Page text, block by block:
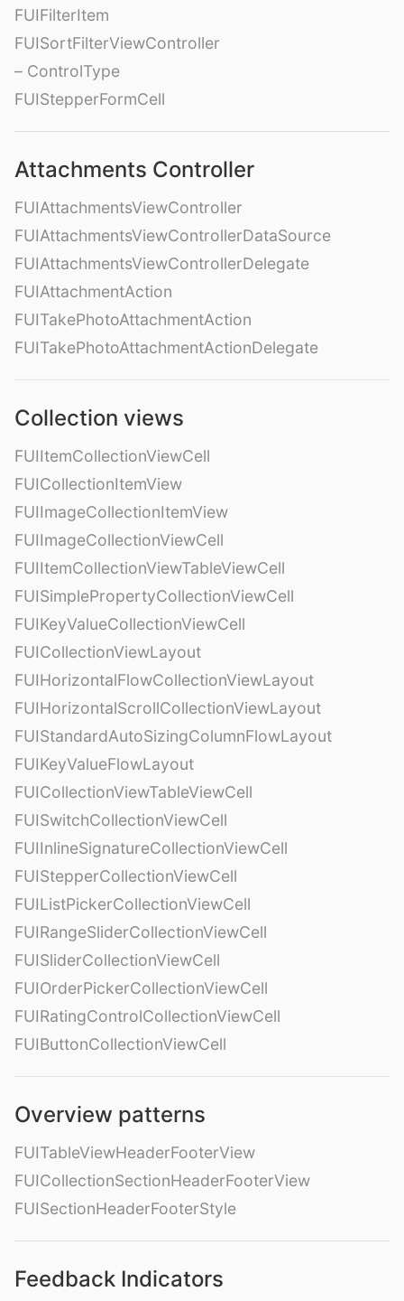
FUIFilterItem
FUISortFilterViewController
– ControlType
FUIStepperFormCell
Attachments Controller
FUIAttachmentsViewController
FUIAttachmentsViewControllerDataSource
FUIAttachmentsViewControllerDelegate
FUIAttachmentAction
FUITakePhotoAttachmentAction
FUITakePhotoAttachmentActionDelegate
Collection views
FUIItemCollectionViewCell
FUICollectionItemView
FUIImageCollectionItemView
FUIImageCollectionViewCell
FUIItemCollectionViewTableViewCell
FUISimplePropertyCollectionViewCell
FUIKeyValueCollectionViewCell
FUICollectionViewLayout
FUIHorizontalFlowCollectionViewLayout
FUIHorizontalScrollCollectionViewLayout
FUIStandardAutoSizingColumnFlowLayout
FUIKeyValueFlowLayout
FUICollectionViewTableViewCell
FUISwitchCollectionViewCell
FUIInlineSignatureCollectionViewCell
FUIStepperCollectionViewCell
FUIListPickerCollectionViewCell
FUIRangeSliderCollectionViewCell
FUISliderCollectionViewCell
FUIOrderPickerCollectionViewCell
FUIRatingControlCollectionViewCell
FUIButtonCollectionViewCell
Overview patterns
FUITableViewHeaderFooterView
FUICollectionSectionHeaderFooterView
FUISectionHeaderFooterStyle
Feedback Indicators